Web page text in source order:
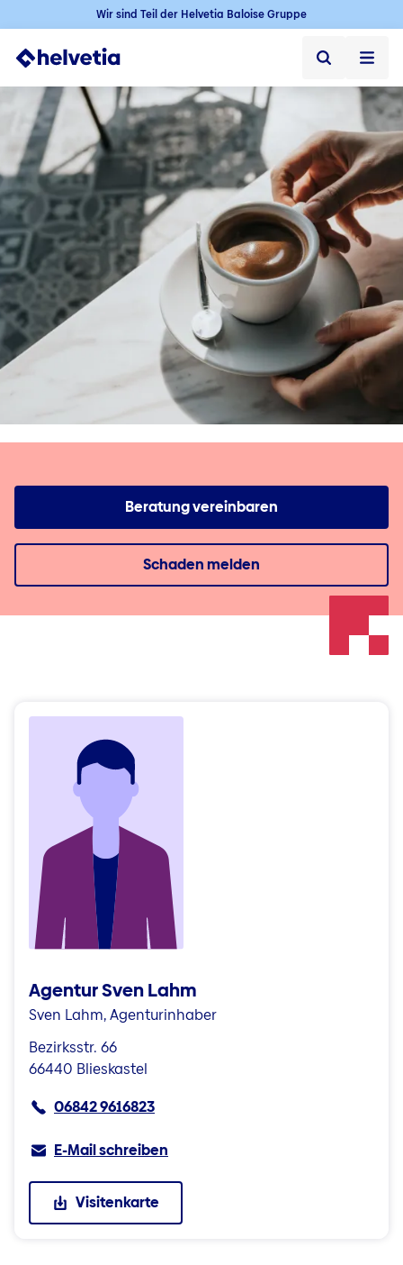
Wir sind Teil der Helvetia Baloise Gruppe
Privatkunden
Firmenkunden
Vertriebspartner
Unternehmen
Kontakt & Service
Jobs
Beratung vereinbaren
Schaden melden
Agentur Sven Lahm
Sven Lahm, Agenturinhaber
Bezirksstr. 66
66440 Blieskastel
06842 9616823
E-Mail schreiben
Visitenkarte